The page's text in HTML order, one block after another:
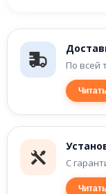
По всей
С